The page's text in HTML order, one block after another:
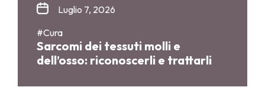
Luglio 7, 2026
#Cura
Sarcomi dei tessuti molli e
dell’osso: riconoscerli e trattarli